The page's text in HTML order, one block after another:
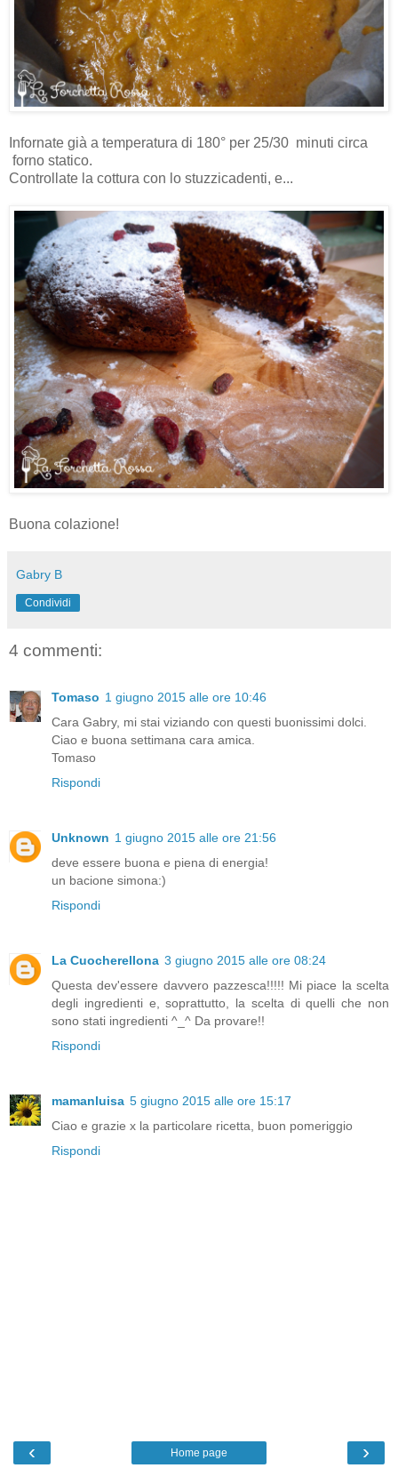
Infornate già a temperatura di 180° per 25/30 minuti circa
forno statico.
Controllate la cottura con lo stuzzicadenti, e...
Buona colazione!
Gabry B
Condividi
4 commenti:
Tomaso 1 giugno 2015 alle ore 10:46
Cara Gabry, mi stai viziando con questi buonissimi dolci.
Ciao e buona settimana cara amica.
Tomaso
Rispondi
Unknown 1 giugno 2015 alle ore 21:56
deve essere buona e piena di energia!
un bacione simona:)
Rispondi
La Cuocherellona 3 giugno 2015 alle ore 08:24
Questa dev'essere davvero pazzesca!!!!! Mi piace la scelta
degli ingredienti e, soprattutto, la scelta di quelli che non
sono stati ingredienti ^_^ Da provare!!
Rispondi
mamanluisa 5 giugno 2015 alle ore 15:17
Ciao e grazie x la particolare ricetta, buon pomeriggio
Rispondi
‹ ›
Home page